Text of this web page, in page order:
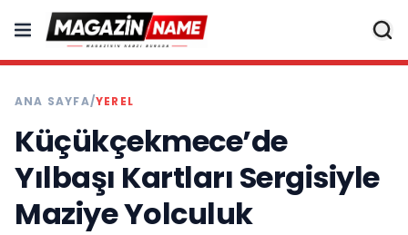
ANA SAYFA/YEREL
Küçükçekmece’de
Yılbaşı Kartları Sergisiyle
Maziye Yolculuk